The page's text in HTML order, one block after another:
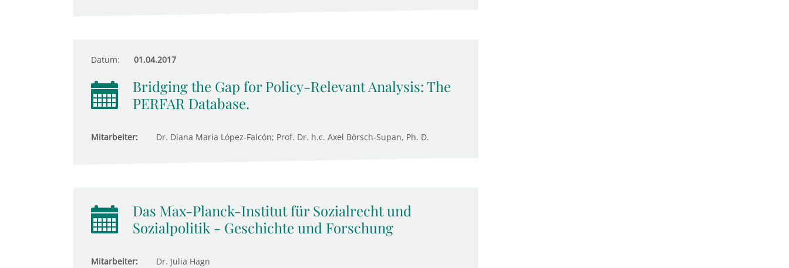
Datum: 01.04.2017
Bridging the Gap for Policy-Relevant Analysis: The
PERFAR Database.
Mitarbeiter: Dr. Diana Maria López-Falcón; Prof. Dr. h.c. Axel Börsch-Supan, Ph. D.
Das Max-Planck-Institut für Sozialrecht und
Sozialpolitik - Geschichte und Forschung
Mitarbeiter: Dr. Julia Hagn